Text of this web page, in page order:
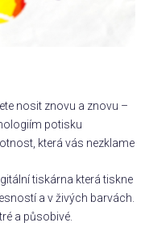
nosit znovu a znovu –
potisku
která vás nezklame
tiskárna která tiskne
a v živých barvách.
a působivé.